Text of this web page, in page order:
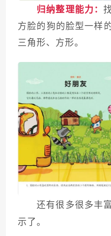
归纳整理能力：
方脸的狗的脸型一样
三角形、方形。
还有很多很多丰
示了。